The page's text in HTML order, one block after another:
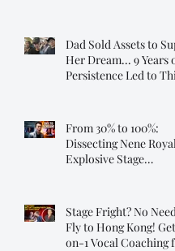
Dad Sold Assets to
Her Dream... 9 Years
Persistence Led to
From 30% to 100%:
Dissecting Nene
Explosive Stage
Stage Fright? No
Fly to Hong Kong!
on-1 Vocal Coaching